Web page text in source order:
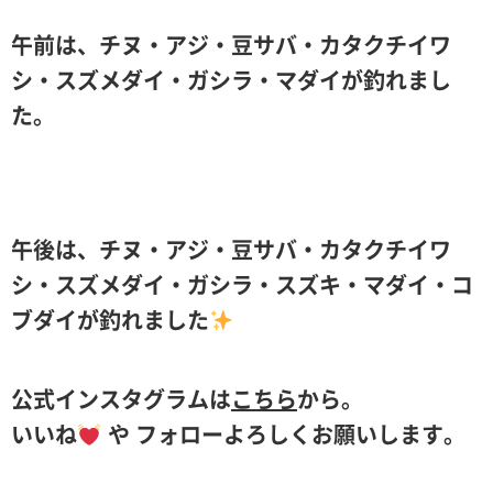
午前は、チヌ・アジ・豆サバ・カタクチイワ
シ・スズメダイ・ガシラ・マダイが釣れまし
た。
午後は、チヌ・アジ・豆サバ・カタクチイワ
シ・スズメダイ・ガシラ・スズキ・マダイ・コ
ブダイが釣れました
公式インスタグラムはこちらから。
いいね
や フォローよろしくお願いします。